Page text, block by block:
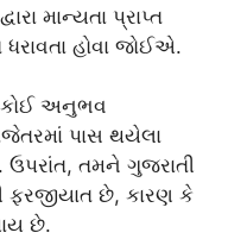
માન્યતા પ્રાપ્ત
હોવા જોઈએ.
કોઈ અનુભવ
પાસ થયેલા
તમને ગુજરાતી
ફરજીયાત છે, કારણ કે
છે.